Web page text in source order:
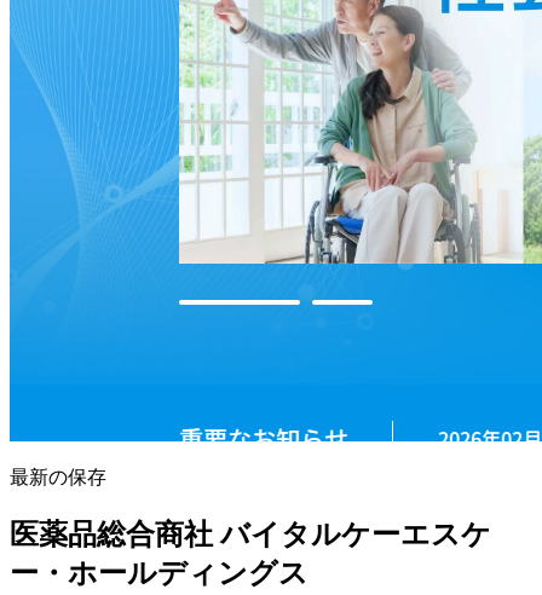
最新の保存
医薬品総合商社 バイタルケーエスケ
ー・ホールディングス